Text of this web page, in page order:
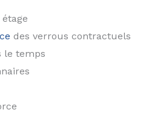
des verrous contractuels
le temps